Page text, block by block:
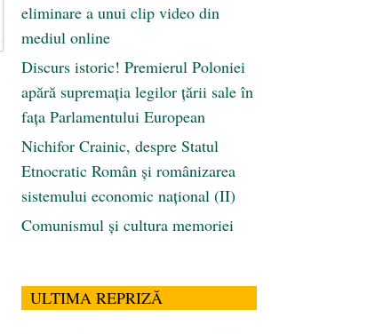
eliminare a unui clip video din
mediul online
Discurs istoric! Premierul Poloniei
apără supremația legilor țării sale în
fața Parlamentului European
Nichifor Crainic, despre Statul
Etnocratic Român şi românizarea
sistemului economic naţional (II)
Comunismul şi cultura memoriei
ULTIMA REPRIZĂ